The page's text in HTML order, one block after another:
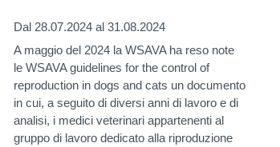
Dal 28.07.2024 al 31.08.2024
A maggio del 2024 la WSAVA ha reso note
le WSAVA guidelines for the control of
reproduction in dogs and cats un documento
in cui, a seguito di diversi anni di lavoro e di
analisi, i medici veterinari appartenenti al
gruppo di lavoro dedicato alla riproduzione